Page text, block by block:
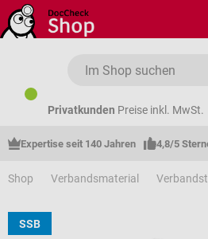
Zum Hauptinhalt springen
Privatkunden Preise inkl. MwSt.
Expertise seit 140 Jahren 4,8/5
Shop Verbandsmaterial
SSB